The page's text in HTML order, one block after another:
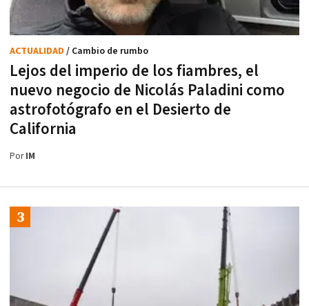
Lejos del imperio de los fiambres, el
nuevo negocio de Nicolás Paladini como
astrofotógrafo en el Desierto de
California
ACTUALIDAD / Cambio de rumbo
PorIM